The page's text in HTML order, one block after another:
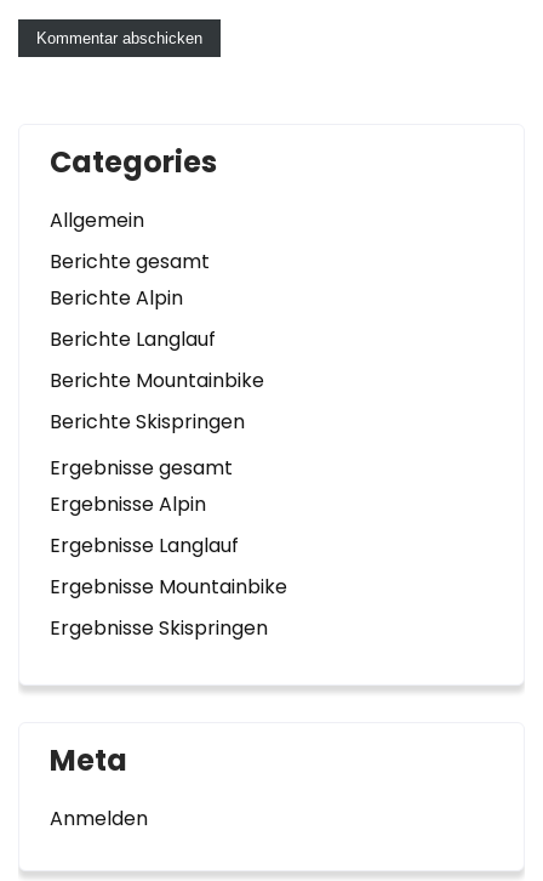
Categories
Allgemein
Berichte gesamt
Berichte Alpin
Berichte Langlauf
Berichte Mountainbike
Berichte Skispringen
Ergebnisse gesamt
Ergebnisse Alpin
Ergebnisse Langlauf
Ergebnisse Mountainbike
Ergebnisse Skispringen
Meta
Anmelden